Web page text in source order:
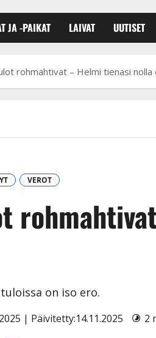
JA -PAIKAT LAIVAT UUTISET
rohmahtivat – Helmi tienasi nolla
VEROT
on iso ero.
| Päivitetty:14.11.2025 2